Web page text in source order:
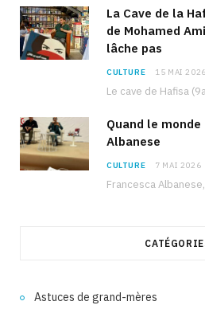
La Cave de la
de Mohamed
lâche pas
CULTURE 15 MAI 2026
Quand le
Albanese
CULTURE 7 MAI 2026
Astuces de grand-mères